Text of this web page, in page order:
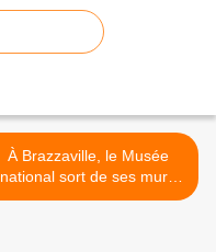
À Brazzaville, le Musée
national sort de ses murs
pour raviver la mémoire